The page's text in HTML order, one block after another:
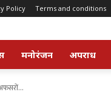
Policy Terms and conditions
मनोरंजन अपराध